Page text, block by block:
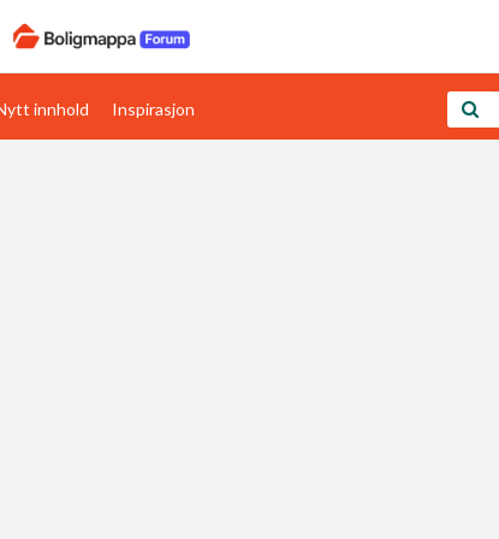
Boligens papirer
innhold Inspirasjon